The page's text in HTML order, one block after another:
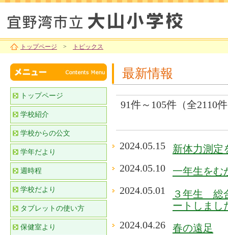
トップページ > トピックス
最新情報
91件～105件（全
2024.05.15
新体力測定
2024.05.10
一年生をむ
2024.05.01
３年生 総
ートしまし
2024.04.26
春の遠足
トップページ
学校紹介
学校からの公文
学年だより
週時程
学校だより
タブレットの使い方
保健室より